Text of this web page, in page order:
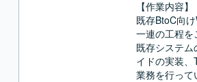
【作業内容】
既存BtoC向
一連の工程
既存システ
イドの実装
業務を行って